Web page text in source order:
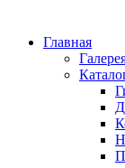
Главная